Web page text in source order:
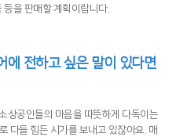
등을 판매할 계획이랍니다.
에 전하고 싶은 말이 있다면
상공인들의 마음을 따뜻하게 다독이는
다들 힘든 시기를 보내고 있잖아요. 매